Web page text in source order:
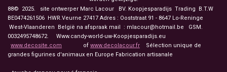
88© 2025. site ontwerper Marc Lacour BV. Koopjesparadijs Trading
B.T.W
BE0474261506 HWR.Veurne 27417 Adres : Ooststraat 91 - 8647 Lo-Reninge
West-Vlaanderen België na afspraak mail : mlacour@hotmail.be GSM.
0032495748672. Www.candy-world-uw-Koopjesparadijs.eu
www.decosite.com of www.decolacour.fr Sélection unique de
grandes figurines d'animaux en Europe Fabrication artisanale